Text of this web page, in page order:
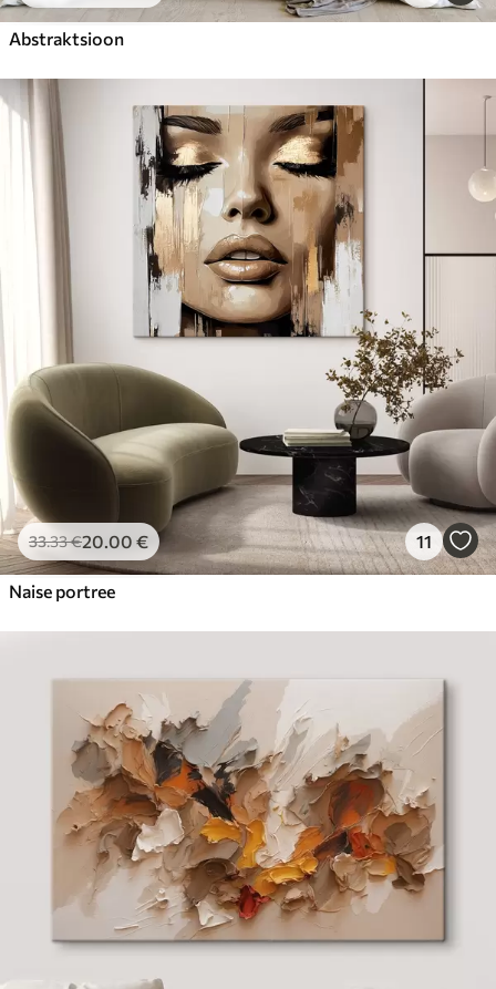
Abstraktsioon
33.33€20.00 € 11
Naise portree